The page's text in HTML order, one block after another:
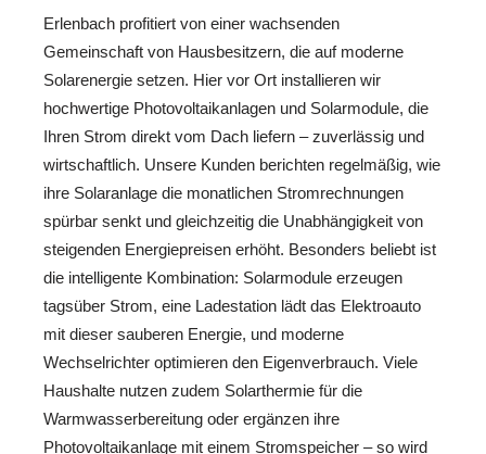
Erlenbach profitiert von einer wachsenden
Gemeinschaft von Hausbesitzern, die auf moderne
Solarenergie setzen. Hier vor Ort installieren wir
hochwertige Photovoltaikanlagen und Solarmodule, die
Ihren Strom direkt vom Dach liefern – zuverlässig und
wirtschaftlich. Unsere Kunden berichten regelmäßig, wie
ihre Solaranlage die monatlichen Stromrechnungen
spürbar senkt und gleichzeitig die Unabhängigkeit von
steigenden Energiepreisen erhöht. Besonders beliebt ist
die intelligente Kombination: Solarmodule erzeugen
tagsüber Strom, eine Ladestation lädt das Elektroauto
mit dieser sauberen Energie, und moderne
Wechselrichter optimieren den Eigenverbrauch. Viele
Haushalte nutzen zudem Solarthermie für die
Warmwasserbereitung oder ergänzen ihre
Photovoltaikanlage mit einem Stromspeicher – so wird